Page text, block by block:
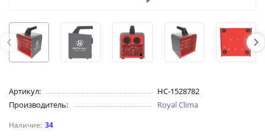
Артикул:
НС-1528782
Производитель:
Royal Clima
34